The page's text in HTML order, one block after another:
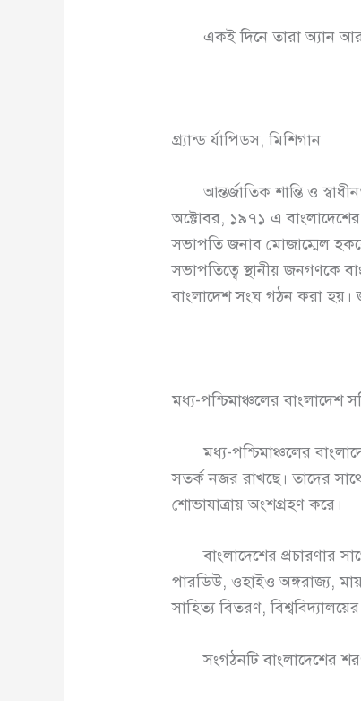
একই দিনে তারা অ্যান
গ্র্যান্ড র্যাপিডস, মিশিগান
আন্তর্জাতিক শান্তি ও
অক্টোবর, ১৯৭১ এ
সভাপতি জনাব মোজাম্মেল
সভাপতিত্বে স্থানীয় জনগণকে
বাংলাদেশ সংঘ গঠন করা হয়।
মধ্য-পশ্চিমাঞ্চলের বাংলাদেশ
মধ্য-পশ্চিমাঞ্চলের
সতর্ক নজর রাখছে। তাদের
শোভাযাত্রায় অংশগ্রহণ করে।
বাংলাদেশের প্রচারণার
পারডিউ, ওহাইও অঙ্গরাজ্য,
সাহিত্য বিতরণ,
সংগঠনটি বাংলাদেশের